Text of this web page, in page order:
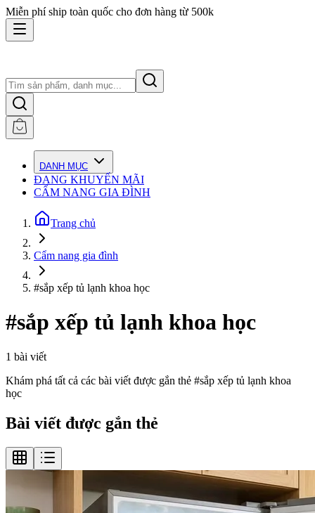
Miễn phí ship toàn quốc cho đơn hàng từ 500k
DANH MỤC
ĐANG KHUYẾN MÃI
CẨM NANG GIA ĐÌNH
Trang chủ
Cẩm nang gia đình
#sắp xếp tủ lạnh khoa học
#sắp xếp tủ lạnh khoa học
1 bài viết
Khám phá tất cả các bài viết được gắn thẻ #sắp xếp tủ lạnh khoa
học
Bài viết được gắn thẻ